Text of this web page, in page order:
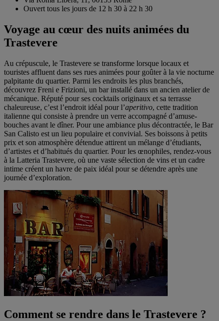
Ouvert tous les jours de 12 h 30 à 22 h 30
Voyage au cœur des nuits animées du
Trastevere
Au crépuscule, le Trastevere se transforme lorsque locaux et
touristes affluent dans ses rues animées pour goûter à la vie nocturne
palpitante du quartier. Parmi les endroits les plus branchés,
découvrez Freni e Frizioni, un bar installé dans un ancien atelier de
mécanique. Réputé pour ses cocktails originaux et sa terrasse
chaleureuse, c’est l’endroit idéal pour l’aperitivo, cette tradition
italienne qui consiste à prendre un verre accompagné d’amuse-
bouches avant le dîner. Pour une ambiance plus décontractée, le Bar
San Calisto est un lieu populaire et convivial. Ses boissons à petits
prix et son atmosphère détendue attirent un mélange d’étudiants,
d’artistes et d’habitués du quartier. Pour les œnophiles, rendez-vous
à la Latteria Trastevere, où une vaste sélection de vins et un cadre
intime créent un havre de paix idéal pour se détendre après une
journée d’exploration.
Comment se rendre dans le Trastevere ?